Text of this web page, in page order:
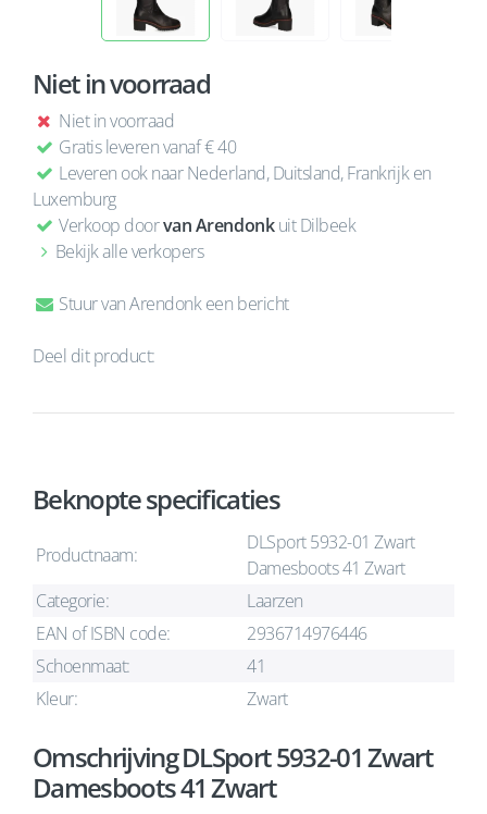
Niet in voorraad
Niet in voorraad
Gratis leveren vanaf € 40
Leveren ook naar Nederland, Duitsland, Frankrijk en
Luxemburg
Verkoop doorvan Arendonkuit Dilbeek
Bekijk alle verkopers
Stuur van Arendonk een bericht
Deel dit product:
Beknopte specificaties
Productnaam:
DLSport 5932-01 Zwart
Damesboots 41 Zwart
Categorie:
Laarzen
EAN of ISBN code:
2936714976446
Schoenmaat:
41
Kleur:
Zwart
Omschrijving DLSport 5932-01 Zwart
Damesboots 41 Zwart